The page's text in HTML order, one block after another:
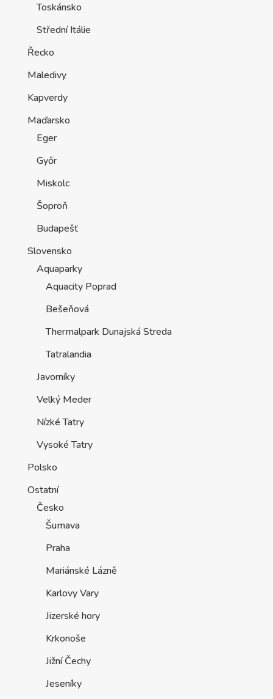
Toskánsko
Střední Itálie
Řecko
Maledivy
Kapverdy
Maďarsko
Eger
Győr
Miskolc
Šoproň
Budapešť
Slovensko
Aquaparky
Aquacity Poprad
Bešeňová
Thermalpark Dunajská Streda
Tatralandia
Javorníky
Velký Meder
Nízké Tatry
Vysoké Tatry
Polsko
Ostatní
Česko
Šumava
Praha
Mariánské Lázně
Karlovy Vary
Jizerské hory
Krkonoše
Jižní Čechy
Jeseníky